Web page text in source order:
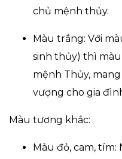
chủ mệnh thủy.
Màu trắng: Với
sinh thủy) thì
mệnh Thủy,
vượng cho gia
Màu tương khắc:
Màu đỏ, cam,